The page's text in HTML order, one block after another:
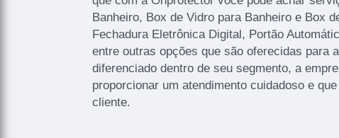
Banheiro, Box de Vidro para Banheiro e Box
Fechadura Eletrônica Digital, Portão
entre outras opções que são oferecidas para
diferenciado dentro de seu segmento, a
proporcionar um atendimento cuidadoso e
cliente.